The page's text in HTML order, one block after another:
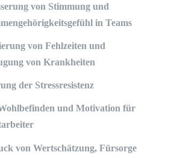
von Stimmung und
in Teams
von Fehlzeiten und
von Krankheiten
der Stressresistenz
und Motivation für
von Wertschätzung, Fürsorge